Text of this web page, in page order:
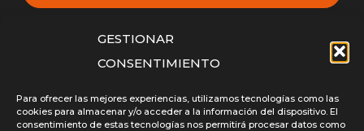
GESTIONAR
CONSENTIMIENTO
Para ofrecer las mejores experiencias, utilizamos tecnologías como las
cookies para almacenar y/o acceder a la información del dispositivo. El
consentimiento de estas tecnologías nos permitirá procesar datos como